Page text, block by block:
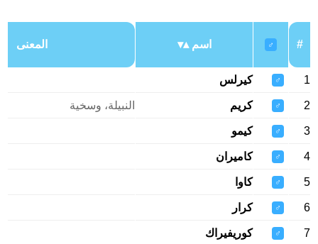
#
♂ اسم المعنى
1
♂ كيرلس
2
♂ كريم النبيلة، وسخية
3
♂ كيمو
4
♂ كاميران
5
♂ كاوا
6
♂ كرار
7
♂ كوريفيراك